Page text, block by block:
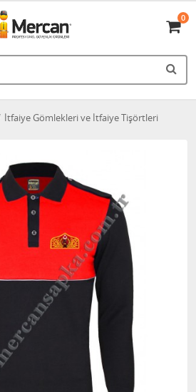
0
İtfaiye Gömlekleri ve İtfaiye Tişörtleri